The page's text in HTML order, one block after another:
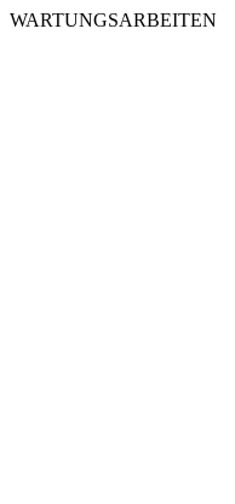
WARTUNGSARBEITEN